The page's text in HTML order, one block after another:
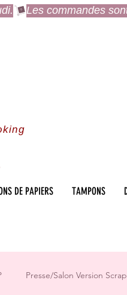
DE PAPIERS TAMPONS
Presse/Salon Version Scrap